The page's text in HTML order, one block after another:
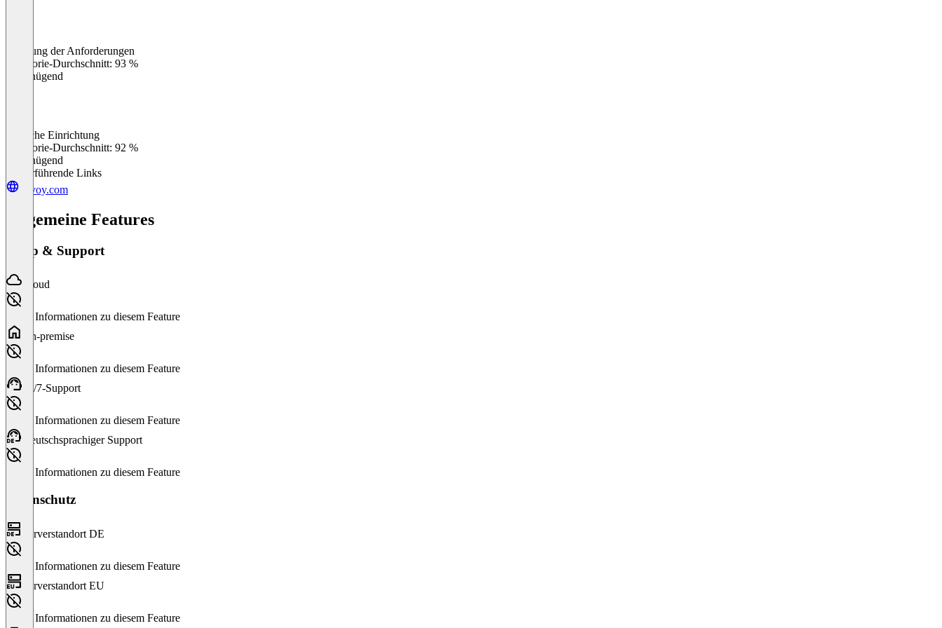
Erfüllung der Anforderungen
Kategorie-Durchschnitt: 93 %
Ungenügend
Einfache Einrichtung
Kategorie-Durchschnitt: 92 %
Ungenügend
Weiterführende Links
envoy.com
Allgemeine Features
Setup & Support
Cloud
Keine Informationen zu diesem Feature
On-premise
Keine Informationen zu diesem Feature
24/7-Support
Keine Informationen zu diesem Feature
Deutschsprachiger Support
Keine Informationen zu diesem Feature
Datenschutz
Serverstandort DE
Keine Informationen zu diesem Feature
Serverstandort EU
Keine Informationen zu diesem Feature